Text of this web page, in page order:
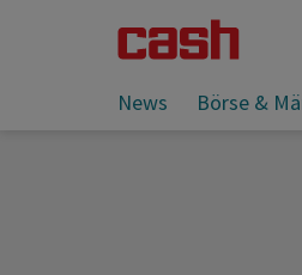
News Börse &
Sie lesen: